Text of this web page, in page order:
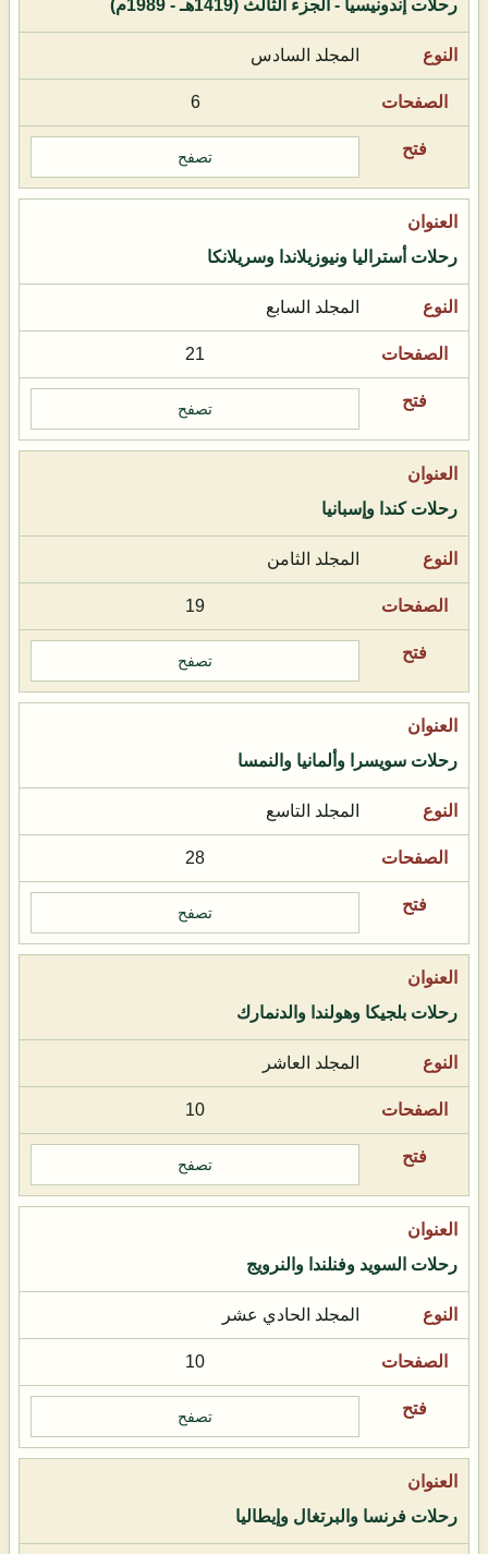
رحلات إندونيسيا - الجزء الثالث (1419هـ - 1989م)
المجلد السادس
6
تصفح
رحلات أستراليا ونيوزيلاندا وسريلانكا
المجلد السابع
21
تصفح
رحلات كندا وإسبانيا
المجلد الثامن
19
تصفح
رحلات سويسرا وألمانيا والنمسا
المجلد التاسع
28
تصفح
رحلات بلجيكا وهولندا والدنمارك
المجلد العاشر
10
تصفح
رحلات السويد وفنلندا والنرويج
المجلد الحادي عشر
10
تصفح
رحلات فرنسا والبرتغال وإيطاليا